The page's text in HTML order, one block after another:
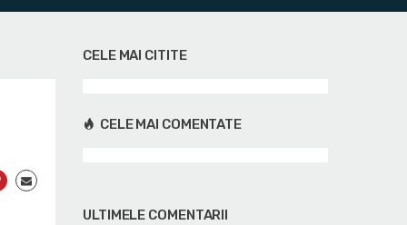
CELE MAI CITITE
CELE MAI COMENTATE
ULTIMELE COMENTARII